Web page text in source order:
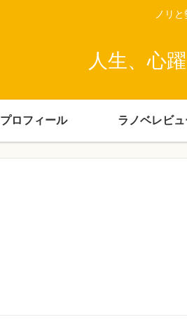
ノリ
人生、心
プロフィール ラノベレビュ